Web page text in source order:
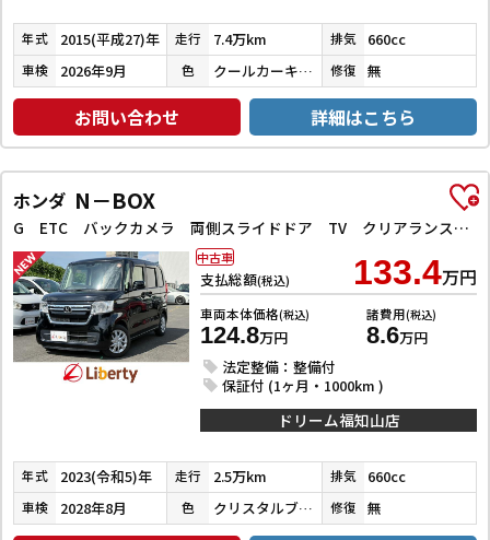
年式 2015(平成27)年 走行 7.4万km 排気 660cc
車検 2026年9月 色 クールカーキパールメタリック／ホワイト 修復 無
お問い合わせ 詳細はこちら
ホンダ N－BOX
G ETC バックカメラ 両側スライドドア TV クリアランスソナー オートクルーズコントロール レーンアシスト 衝突被害軽減システム オートライト LEDヘッドランプ スマートキー
支払総額(税込) 133.4万円
車両本体価格(税込)
124.8万円
諸費用(税込)
8.6万円
法定整備：整備付
保証付 (1ヶ月・1000km )
中古車
ドリーム福知山店
年式 2023(令和5)年 走行 2.5万km 排気 660cc
車検 2028年8月 色 クリスタルブラックパール 修復 無